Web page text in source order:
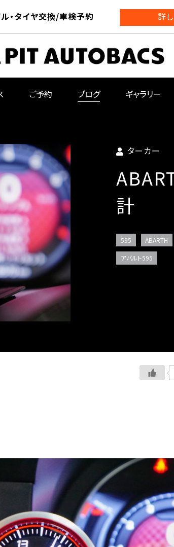
・タイヤ交換/車検予約 詳
ご予約 ブログ ギャラリー
ターカー
計
595 ABARTH
アバルト595